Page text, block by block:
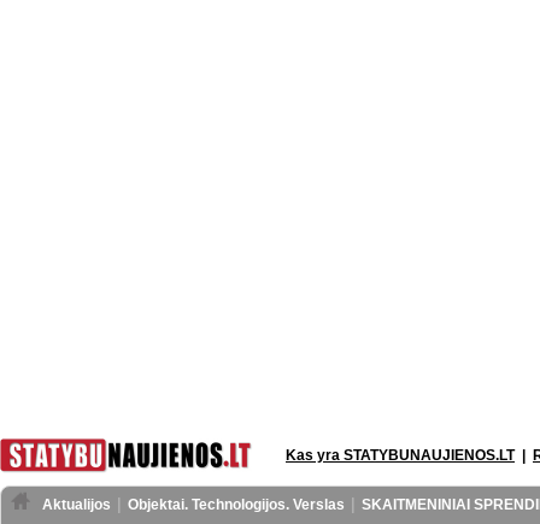
Kas yra STATYBUNAUJIENOS.LT|
Aktualijos Objektai. Technologijos. Verslas
SKAITMENINIAI